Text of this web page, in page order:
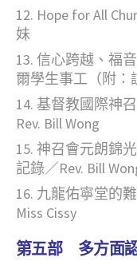
Hope for All
妹
信心跨越、福
爾學生事工（附：
基督教國際神
Rev. Bill Wong
神召會元朗錦
記錄／Rev. Bill
九龍佑寧堂的
Miss Cissy
第五部 多方面